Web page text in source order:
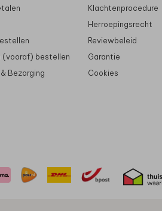
(vooraf) bestellen
Bezorging
Klachtenprocedure
Herroepingsrecht
Reviewbeleid
Garantie
Cookies